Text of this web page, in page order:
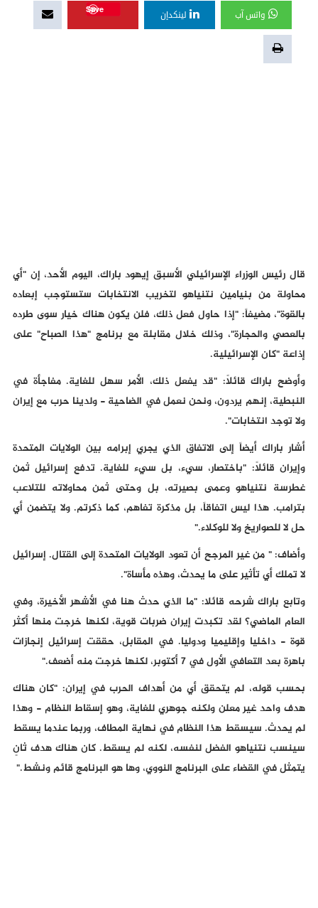
واتس آب لينكدإن
Save
قال رئيس الوزراء الإسرائيلي الأسبق إيهود باراك، اليوم الأحد، إن "أي
محاولة من بنيامين نتنياهو لتخريب الانتخابات ستستوجب إبعاده
بالقوة"، مضيفاً: "إذا حاول فعل ذلك، فلن يكون هناك خيار سوى طرده
بالعصي والحجارة"، وذلك خلال مقابلة مع برنامج "هذا الصباح" على
إذاعة "كان الإسرائيلية.
وأوضح باراك قائلاً: "قد يفعل ذلك، الأمر سهل للغاية. مفاجأة في
النبطية، إنهم يردون، ونحن نعمل في الضاحية - ولدينا حرب مع إيران
ولا توجد انتخابات".
أشار باراك أيضاً إلى الاتفاق الذي يجري إبرامه بين الولايات المتحدة
وإيران قائلاً: "باختصار، سيء، بل سيء للغاية. تدفع إسرائيل ثمن
غطرسة نتنياهو وعمى بصيرته، بل وحتى ثمن محاولاته للتلاعب
بترامب. هذا ليس اتفاقاً، بل مذكرة تفاهم، كما ذكرتم. ولا يتضمن أي
حل لا للصواريخ ولا للوكلاء."
وأضاف: " من غير المرجح أن تعود الولايات المتحدة إلى القتال. إسرائيل
لا تملك أي تأثير على ما يحدث، وهذه مأساة".
وتابع باراك شرحه قائلا: "ما الذي حدث هنا في الأشهر الأخيرة، وفي
العام الماضي؟ لقد تكبدت إيران ضربات قوية، لكنها خرجت منها أكثر
قوة - داخليا وإقليميا ودوليا. في المقابل، حققت إسرائيل إنجازات
باهرة بعد التعافي الأول في 7 أكتوبر، لكنها خرجت منه أضعف."
بحسب قوله، لم يتحقق أي من أهداف الحرب في إيران: "كان هناك
هدف واحد غير معلن ولكنه جوهري للغاية، وهو إسقاط النظام - وهذا
لم يحدث. سيسقط هذا النظام في نهاية المطاف، وربما عندما يسقط
سينسب نتنياهو الفضل لنفسه، لكنه لم يسقط. كان هناك هدف ثانٍ
يتمثل في القضاء على البرنامج النووي، وها هو البرنامج قائم ونشط."